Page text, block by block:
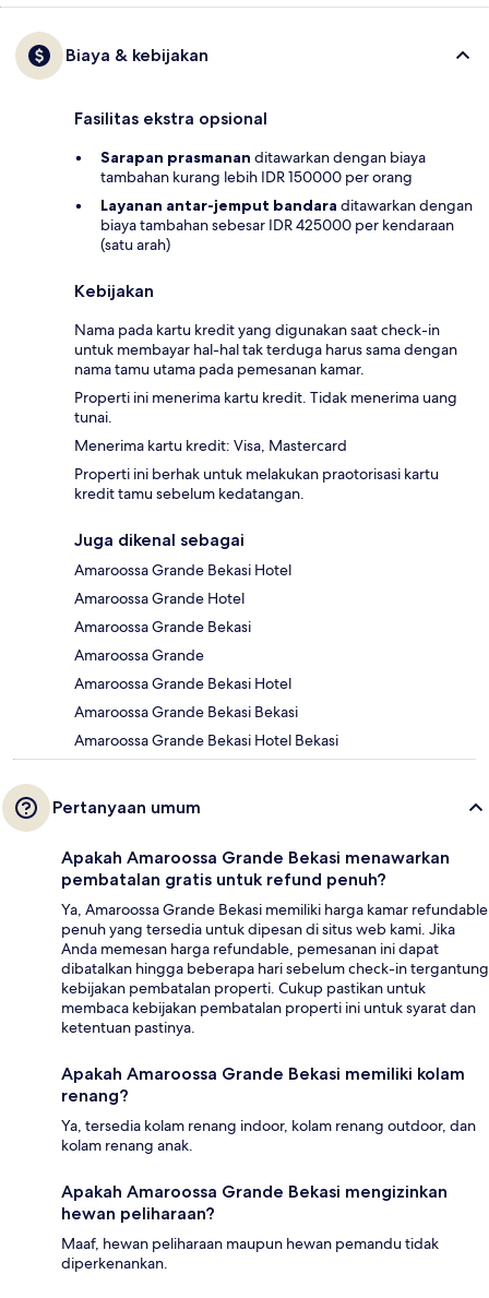
Biaya & kebijakan
Fasilitas ekstra opsional
Sarapan prasmanan ditawarkan dengan biaya
tambahan kurang lebih IDR 150000 per orang
Layanan antar-jemput bandara ditawarkan dengan
biaya tambahan sebesar IDR 425000 per kendaraan
(satu arah)
Kebijakan
Nama pada kartu kredit yang digunakan saat check-in
untuk membayar hal-hal tak terduga harus sama dengan
nama tamu utama pada pemesanan kamar.
Properti ini menerima kartu kredit. Tidak menerima uang
tunai.
Menerima kartu kredit: Visa, Mastercard
Properti ini berhak untuk melakukan praotorisasi kartu
kredit tamu sebelum kedatangan.
Juga dikenal sebagai
Amaroossa Grande Bekasi Hotel
Amaroossa Grande Hotel
Amaroossa Grande Bekasi
Amaroossa Grande
Amaroossa Grande Bekasi Hotel
Amaroossa Grande Bekasi Bekasi
Amaroossa Grande Bekasi Hotel Bekasi
Pertanyaan umum
Apakah Amaroossa Grande Bekasi menawarkan
pembatalan gratis untuk refund penuh?
Ya, Amaroossa Grande Bekasi memiliki harga kamar refundable
penuh yang tersedia untuk dipesan di situs web kami. Jika
Anda memesan harga refundable, pemesanan ini dapat
dibatalkan hingga beberapa hari sebelum check-in tergantung
kebijakan pembatalan properti. Cukup pastikan untuk
membaca kebijakan pembatalan properti ini untuk syarat dan
ketentuan pastinya.
Apakah Amaroossa Grande Bekasi memiliki kolam
renang?
Ya, tersedia kolam renang indoor, kolam renang outdoor, dan
kolam renang anak.
Apakah Amaroossa Grande Bekasi mengizinkan
hewan peliharaan?
Maaf, hewan peliharaan maupun hewan pemandu tidak
diperkenankan.